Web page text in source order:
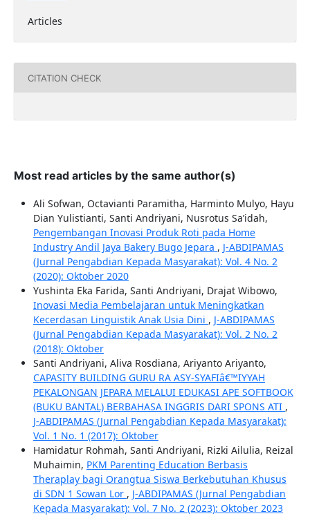
Articles
CITATION CHECK
Most read articles by the same author(s)
Ali Sofwan, Octavianti Paramitha, Harminto Mulyo, Hayu
Dian Yulistianti, Santi Andriyani, Nusrotus Sa’idah,
Pengembangan Inovasi Produk Roti pada Home
Industry Andil Jaya Bakery Bugo Jepara , J-ABDIPAMAS
(Jurnal Pengabdian Kepada Masyarakat): Vol. 4 No. 2
(2020): Oktober 2020
Yushinta Eka Farida, Santi Andriyani, Drajat Wibowo,
Inovasi Media Pembelajaran untuk Meningkatkan
Kecerdasan Linguistik Anak Usia Dini , J-ABDIPAMAS
(Jurnal Pengabdian Kepada Masyarakat): Vol. 2 No. 2
(2018): Oktober
Santi Andriyani, Aliva Rosdiana, Ariyanto Ariyanto,
CAPASITY BUILDING GURU RA ASY-SYAFIâ€™IYYAH
PEKALONGAN JEPARA MELALUI EDUKASI APE SOFTBOOK
(BUKU BANTAL) BERBAHASA INGGRIS DARI SPONS ATI ,
J-ABDIPAMAS (Jurnal Pengabdian Kepada Masyarakat):
Vol. 1 No. 1 (2017): Oktober
Hamidatur Rohmah, Santi Andriyani, Rizki Ailulia, Reizal
Muhaimin, PKM Parenting Education Berbasis
Theraplay bagi Orangtua Siswa Berkebutuhan Khusus
di SDN 1 Sowan Lor , J-ABDIPAMAS (Jurnal Pengabdian
Kepada Masyarakat): Vol. 7 No. 2 (2023): Oktober 2023